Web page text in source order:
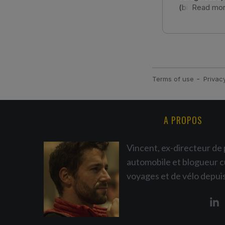
A PROPOS
Vincent, ex-directeur de
automobile et blogueur
voyages et de vélo